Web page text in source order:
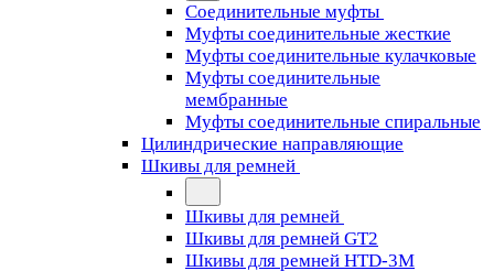
Соединительные муфты
Муфты соединительные жесткие
Муфты соединительные кулачковые
Муфты соединительные
мембранные
Муфты соединительные спиральные
Цилиндрические направляющие
Шкивы для ремней
Шкивы для ремней
Шкивы для ремней GT2
Шкивы для ремней HTD-3M